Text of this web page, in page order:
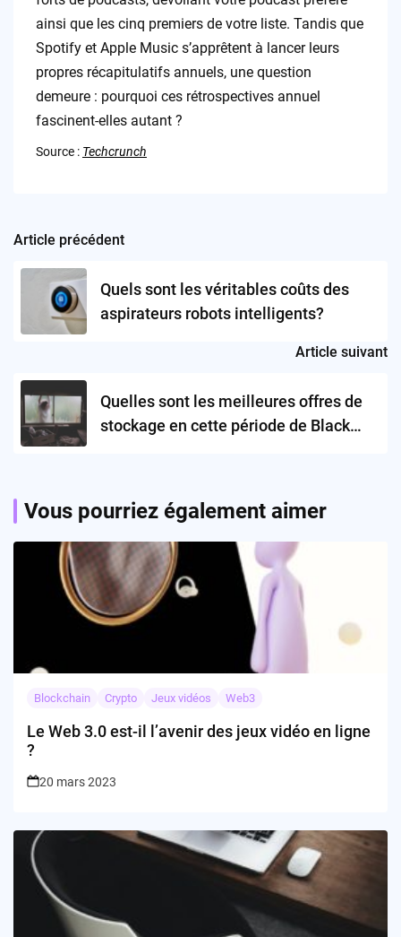
ainsi que les cinq premiers de votre liste. Tandis que
Spotify et Apple Music s’apprêtent à lancer leurs
propres récapitulatifs annuels, une question
demeure : pourquoi ces rétrospectives annuel
fascinent-elles autant ?
Source : Techcrunch
Post
navigation
Article précédent
Quels sont les véritables coûts des
aspirateurs robots intelligents?
Article suivant
Quelles sont les meilleures offres de
stockage en cette période de Black
Vous pourriez également aimer
Blockchain Crypto Jeux vidéos Web3
Le Web 3.0 est-il l’avenir des jeux vidéo en ligne
?
20 mars 2023